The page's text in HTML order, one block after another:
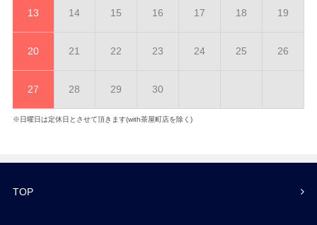
13 14 15 16 17 18 19
20 21 22 23 24 25 26
27 28 29 30
※日曜日は定休日とさせて頂きます(with茶屋町店を除く)
TOP